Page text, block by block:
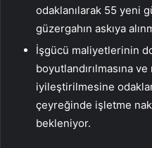
odaklanılarak 55 yeni
güzergahın askıya
İşgücü maliyetlerinin
boyutlandırılmasına
iyileştirilmesine
çeyreğinde işletme
bekleniyor.